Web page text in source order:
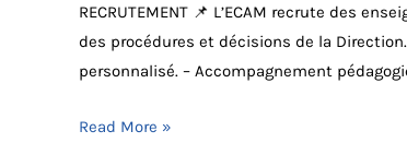
RECRUTEMENT 📌 L’ECAM recrute des
des procédures et décisions de la
personnalisé. – Accompagnement
RECRUTEMENT
Read More »